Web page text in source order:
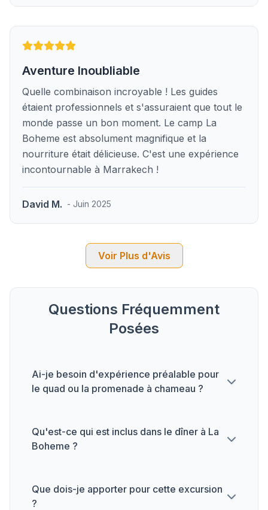
Aventure Inoubliable
Quelle combinaison incroyable ! Les guides
étaient professionnels et s'assuraient que tout le
monde passe un bon moment. Le camp La
Boheme est absolument magnifique et la
nourriture était délicieuse. C'est une expérience
incontournable à Marrakech !
David M. - Juin 2025
Voir Plus d'Avis
Questions Fréquemment
Posées
Ai-je besoin d'expérience préalable pour
le quad ou la promenade à chameau ?
Qu'est-ce qui est inclus dans le dîner à La
Boheme ?
Que dois-je apporter pour cette excursion
?